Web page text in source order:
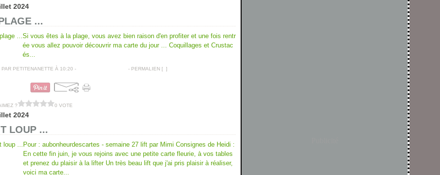
2024
...
Si vous êtes à la plage, vous avez bien raison d'en profiter et une fois rentr
ée vous allez pouvoir découvrir ma carte du jour ... Coquillages et Crustac
és...
PAR PETITENANETTE À 10:20 - - PERMALIEN [# ]
? 0 VOTE
2024
LOUP ...
Pour : aubonheurdescartes - semaine 27 lift par Mimi Consignes de Heidi :
En cette fin juin, je vous rejoins avec une petite carte fleurie, à vos tables
et prenez du plaisir à la lifter Un très beau lift que j'ai pris plaisir à réaliser,
voici ma carte...